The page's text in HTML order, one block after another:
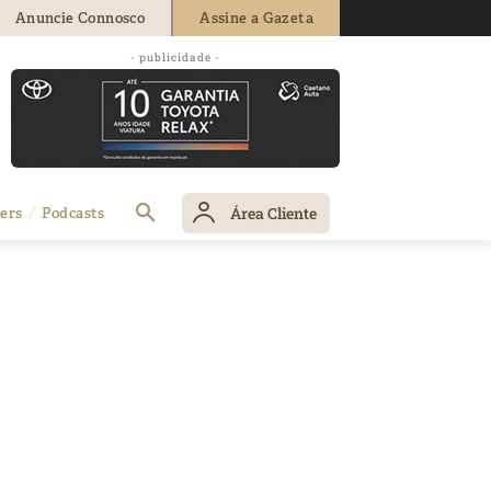
Anuncie Connosco Assine a Gazeta
- publicidade -
Podcasts Área Cliente